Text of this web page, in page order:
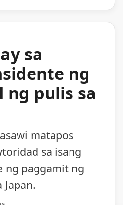
sa
ng
pulis sa
matapos
sa isang
ng paggamit ng